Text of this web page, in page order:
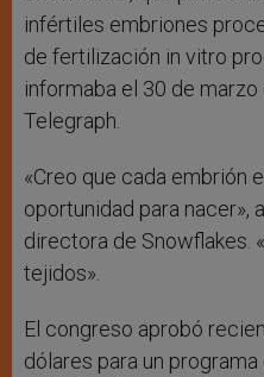
infértiles embriones
de fertilización in vitro
informaba el 30 de
Telegraph.
«Creo que cada embrión
oportunidad para nacer»,
directora de Snowflakes.
tejidos».
El congreso aprobó
dólares para un